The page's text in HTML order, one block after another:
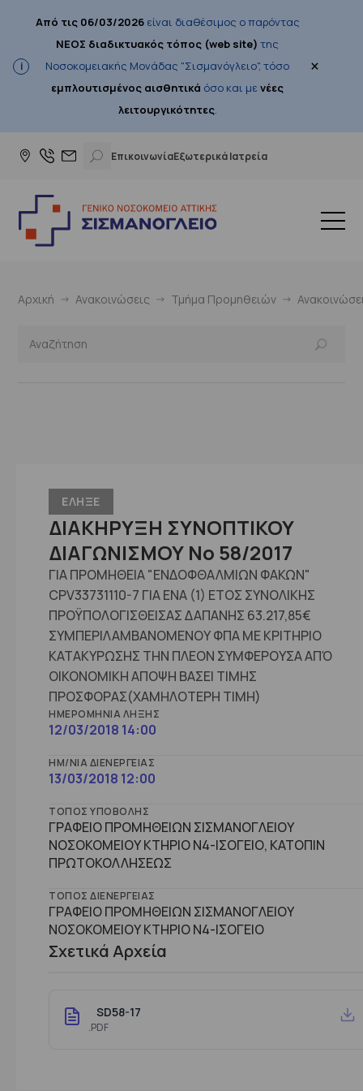
Από τις 06/03/2026είναι διαθέσιμος ο παρόντας
ΝΕΟΣ διαδικτυακός τόπος (web site) της
Νοσοκομειακής Μονάδας "Σισμανόγλειο", τόσο
εμπλουτισμένος αισθητικά όσο και μενέες
λειτουργικότητες.
×
ΕπικοινωνίαΕξωτερικά Ιατρεία
Αρχική Ανακοινώσεις Τμήμα Προμηθειών
ΕΛΗΞΕ
ΔΙΑΚΗΡΥΞΗ ΣΥΝΟΠΤΙΚΟΥ
ΔΙΑΓΩΝΙΣΜΟΥ No 58/2017
ΓΙΑ ΠΡΟΜΗΘΕΙΑ "ΕΝΔΟΦΘΑΛΜΙΩΝ ΦΑΚΩΝ"
CPV33731110-7 ΓΙΑ ΕΝΑ (1) ΕΤΟΣ ΣΥΝΟΛΙΚΗΣ
ΠΡΟΫΠΟΛΟΓΙΣΘΕΙΣΑΣ ΔΑΠΑΝΗΣ 63.217,85€
ΣΥΜΠΕΡΙΛΑΜΒΑΝΟΜΕΝΟΥ ΦΠΑ ΜΕ ΚΡΙΤΗΡΙΟ
ΚΑΤΑΚΥΡΩΣΗΣ ΤΗΝ ΠΛΕΟΝ ΣΥΜΦΕΡΟΥΣΑ ΑΠΌ
ΟΙΚΟΝΟΜΙΚΗ ΑΠΟΨΗ ΒΑΣΕΙ ΤΙΜΗΣ
ΠΡΟΣΦΟΡΑΣ(ΧΑΜΗΛΟΤΕΡΗ ΤΙΜΗ)
ΗΜΕΡΟΜΗΝΊΑ ΛΉΞΗΣ
12/03/2018 14:00
ΗΜ/ΝΊΑ ΔΙΕΝΈΡΓΕΙΑΣ
13/03/2018 12:00
ΤΌΠΟΣ ΥΠΟΒΟΛΉΣ
ΓΡΑΦΕΙΟ ΠΡΟΜΗΘΕΙΩΝ ΣΙΣΜΑΝΟΓΛΕΙΟΥ
ΝΟΣΟΚΟΜΕΙΟΥ ΚΤΗΡΙΟ Ν4-ΙΣΟΓΕΙΟ, ΚΑΤΟΠΙΝ
ΠΡΩΤΟΚΟΛΛΗΣΕΩΣ
ΤΌΠΟΣ ΔΙΕΝΈΡΓΕΙΑΣ
ΓΡΑΦΕΙΟ ΠΡΟΜΗΘΕΙΩΝ ΣΙΣΜΑΝΟΓΛΕΙΟΥ
ΝΟΣΟΚΟΜΕΙΟΥ ΚΤHΡΙΟ Ν4-ΙΣΟΓΕΙΟ
Σχετικά Αρχεία
SD58-17
.PDF